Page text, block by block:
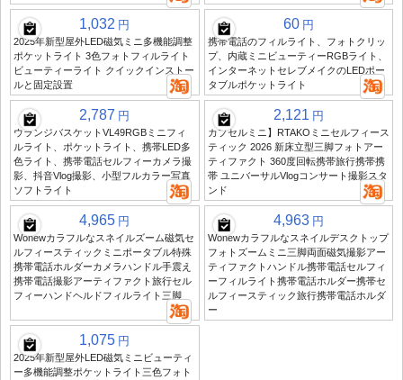
1,032 円
2025年新型屋外LED磁気ミニ多機能調整
ポケットライト 3色フォトフィルライト
ビューティーライト クイックインストー
ルと固定設置
60 円
携帯電話のフィルライト、フォトクリッ
プ、内蔵ミニビューティーRGBライト、
インターネットセレブメイクのLEDポー
タブルポケットライト
2,787 円
ウランジバスケットVL49RGBミニフィ
ルライト、ポケットライト、携帯LED多
色ライト、携帯電話セルフィーカメラ撮
影、抖音Vlog撮影、小型フルカラー写真
ソフトライト
2,121 円
カプセルミニ】RTAKOミニセルフィース
ティック 2026 新床立型三脚フォトアー
ティファクト 360度回転携帯旅行携帯携
帯 ユニバーサルVlogコンサート撮影スタ
ンド
4,965 円
Wonewカラフルなスネイルズーム磁気セ
ルフィースティックミニポータブル特殊
携帯電話ホルダーカメラハンドル手震え
携帯電話撮影アーティファクト旅行セル
フィーハンドヘルドフィルライト三脚
4,963 円
Wonewカラフルなスネイルデスクトップ
フォトズームミニ三脚両面磁気撮影アー
ティファクトハンドル携帯電話セルフィ
ーフィルライト携帯電話ホルダー携帯セ
ルフィースティック旅行携帯電話ホルダ
ー
1,075 円
2025年新型屋外LED磁気ミニビューティ
ー多機能調整ポケットライト三色フォト